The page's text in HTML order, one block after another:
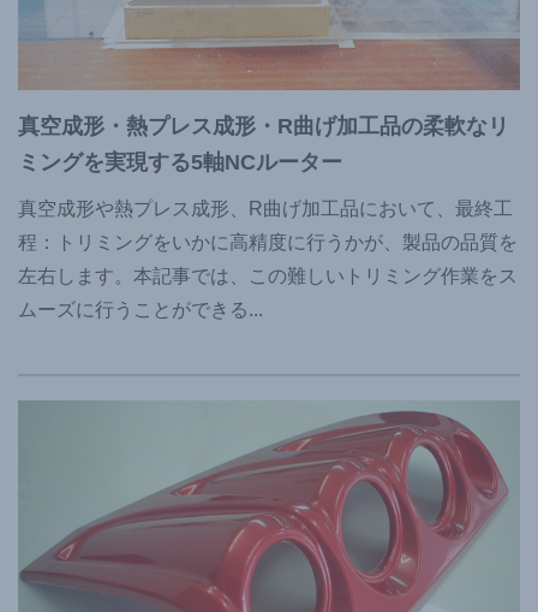
真空成形・熱プレス成形・R曲げ加工品の柔軟なリ
ミングを実現する5軸NCルーター
真空成形や熱プレス成形、R曲げ加工品において、最終工
程：トリミングをいかに高精度に行うかが、製品の品質を
左右します。本記事では、この難しいトリミング作業をス
ムーズに行うことができる...